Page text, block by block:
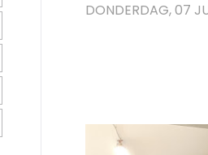
DONDERDAG, 07